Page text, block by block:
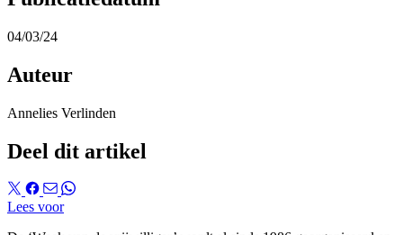
04/03/24
Auteur
Annelies Verlinden
Deel dit artikel
Lees voor